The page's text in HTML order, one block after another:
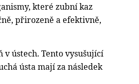
které zubní kaz
přirozeně a efektivně,
ústech. Tento vysušující
ústa mají za následek